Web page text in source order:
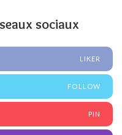
sociaux
LIKER
FOLLOW
PIN